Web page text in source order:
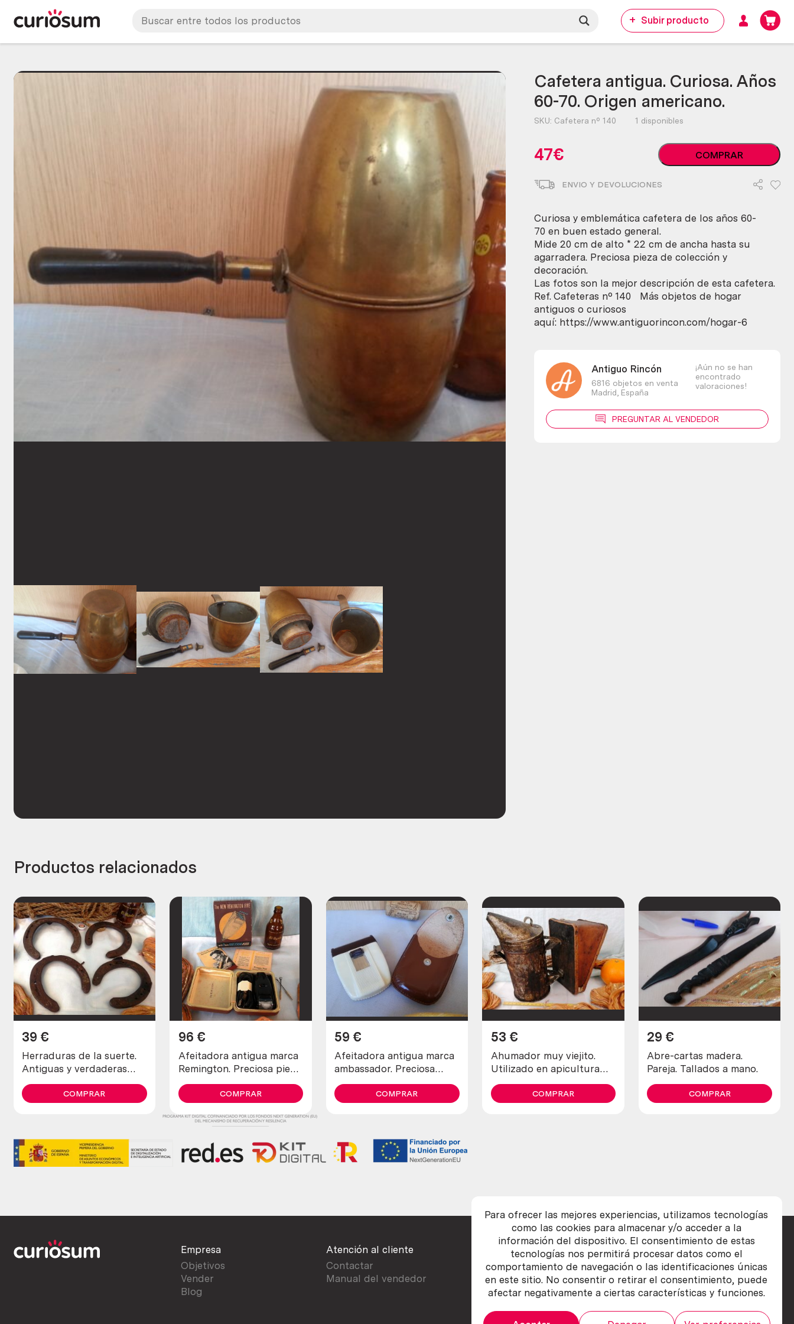
Para ofrecer las mejores experiencias, utilizamos tecnologías
como las cookies para almacenar y/o acceder a la
información del dispositivo. El consentimiento de estas
tecnologías nos permitirá procesar datos como el
comportamiento de navegación o las identificaciones únicas
en este sitio. No consentir o retirar el consentimiento, puede
afectar negativamente a ciertas características y funciones.
Subir producto
Cafetera antigua. Curiosa. Años
60-70. Origen americano.
SKU: Cafetera nº 140 1 disponibles
47€
Cafetera
antigua.
Años
70.
Origen
americano.
cantidad
COMPRAR
ENVIO Y DEVOLUCIONES
Curiosa y emblemática cafetera de los años 60-
70 en buen estado general.
Mide 20 cm de alto * 22 cm de ancha hasta su
agarradera. Preciosa pieza de colección y
decoración.
Las fotos son la mejor descripción de esta cafetera.
Ref. Cafeteras nº 140 Más objetos de hogar
antiguos o curiosos
aquí: https://www.antiguorincon.com/hogar-6
Antiguo Rincón
6816 objetos en venta
Madrid, España
¡Aún no se han
encontrado
valoraciones!
PREGUNTAR AL VENDEDOR
Productos relacionados
Herraduras de la suerte.
Antiguas y verdaderas
(lote de 4 unidades)
39 €
COMPRAR
Afeitadora antigua marca
Remington. Preciosa pieza
de colección
96 €
COMPRAR
Afeitadora antigua marca
ambassador. Preciosa
pieza de colección
59 €
COMPRAR
Ahumador muy viejito.
Utilizado en apicultura
para tranquilizar a las
abejas
53 €
COMPRAR
Abre-cartas madera.
Pareja. Tallados a mano.
29 €
COMPRAR
Empresa
Objetivos
Vender
Blog
Atención al cliente
Contactar
Manual del vendedor